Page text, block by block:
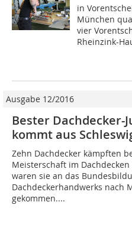
in
München
vier
Rheinzink-
Ausgabe 12/2016
Bester Dachdecker-
kommt aus
Zehn Dachdecker kämpften
Meisterschaft im
waren sie an das
Dachdeckerhandwerks nach
gekommen....